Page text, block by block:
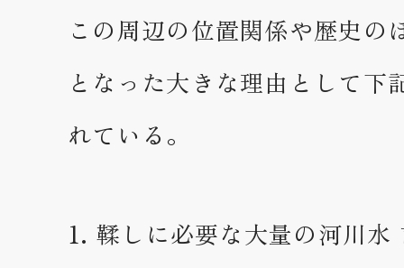
この周辺の位置関係や歴史の
となった大きな理由として下
れている。
鞣しに必要な大量の河川水